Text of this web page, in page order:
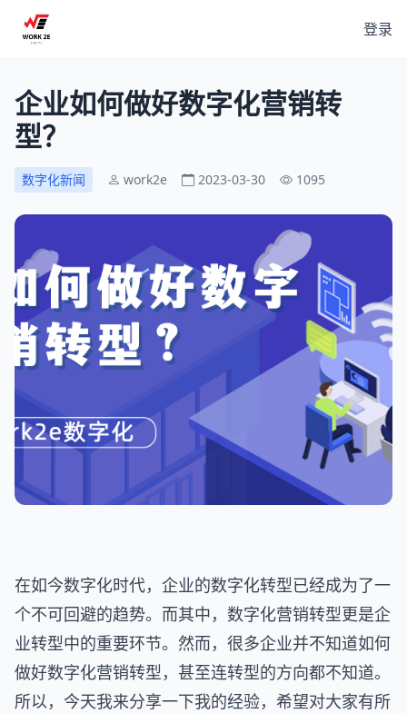
登录
企业如何做好数字化营销转
型？
数字化新闻 work2e 2023-03-30 1095
在如今数字化时代，企业的数字化转型已经成为了一
个不可回避的趋势。而其中，数字化营销转型更是企
业转型中的重要环节。然而，很多企业并不知道如何
做好数字化营销转型，甚至连转型的方向都不知道。
所以，今天我来分享一下我的经验，希望对大家有所